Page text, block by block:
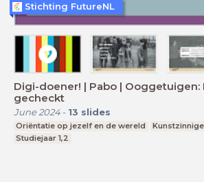
Digi-doener! | Pabo | Ooggetuigen:
gecheckt
June 2024- 13 slides
Oriëntatie op jezelf en de wereld
Studiejaar 1,2
Stichting FutureNL